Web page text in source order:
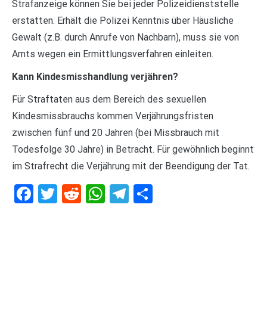
Strafanzeige können Sie bei jeder Polizeidienststelle
erstatten. Erhält die Polizei Kenntnis über Häusliche
Gewalt (z.B. durch Anrufe von Nachbarn), muss sie von
Amts wegen ein Ermittlungsverfahren einleiten.
Kann Kindesmisshandlung verjähren?
Für Straftaten aus dem Bereich des sexuellen
Kindesmissbrauchs kommen Verjährungsfristen
zwischen fünf und 20 Jahren (bei Missbrauch mit
Todesfolge 30 Jahre) in Betracht. Für gewöhnlich beginnt
im Strafrecht die Verjährung mit der Beendigung der Tat.
Facebook
Twitter
RedditWhatsApp
Telegram